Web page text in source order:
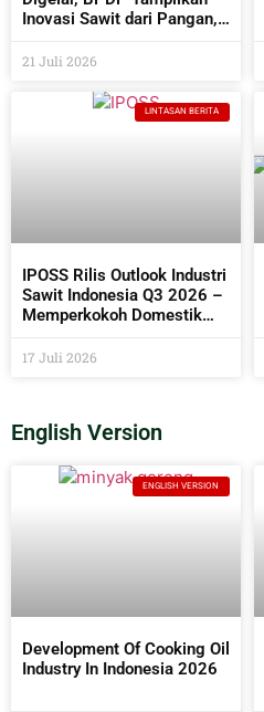
Inovasi Sawit dari Pangan,
Teknologi AI
21 Juli 2026
LINTASAN BERITA
IPOSS Rilis Outlook Industri
Sawit Indonesia Q3 2026 –
Memperkokoh Domestik
Global
17 Juli 2026
English Version
ENGLISH VERSION
Development Of Cooking Oil
Industry In Indonesia 2026